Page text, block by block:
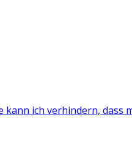
kann ich verhindern, dass